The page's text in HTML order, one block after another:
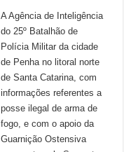
A Agência de Inteligência
do 25º Batalhão de
Polícia Militar da cidade
de Penha no litoral norte
de Santa Catarina, com
informações referentes a
posse ilegal de arma de
fogo, e com o apoio da
Guarnição Ostensiva